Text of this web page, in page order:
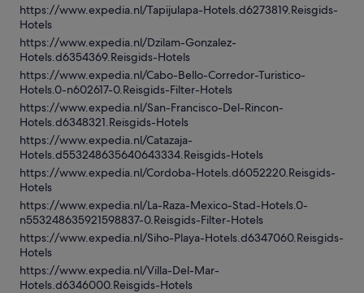
https://www.expedia.nl/Tapijulapa-Hotels.d6273819.Reisgids-
Hotels
https://www.expedia.nl/Dzilam-Gonzalez-
Hotels.d6354369.Reisgids-Hotels
https://www.expedia.nl/Cabo-Bello-Corredor-Turistico-
Hotels.0-n602617-0.Reisgids-Filter-Hotels
https://www.expedia.nl/San-Francisco-Del-Rincon-
Hotels.d6348321.Reisgids-Hotels
https://www.expedia.nl/Catazaja-
Hotels.d553248635640643334.Reisgids-Hotels
https://www.expedia.nl/Cordoba-Hotels.d6052220.Reisgids-
Hotels
https://www.expedia.nl/La-Raza-Mexico-Stad-Hotels.0-
n553248635921598837-0.Reisgids-Filter-Hotels
https://www.expedia.nl/Siho-Playa-Hotels.d6347060.Reisgids-
Hotels
https://www.expedia.nl/Villa-Del-Mar-
Hotels.d6346000.Reisgids-Hotels